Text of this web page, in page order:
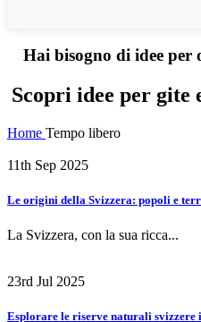
Hai bisogno di idee per
Scopri idee per gite
Home Tempo libero
11th Sep 2025
Le origini della Svizzera: popoli e
La Svizzera, con la sua ricca...
23rd Jul 2025
Esplorare le riserve naturali svizzere